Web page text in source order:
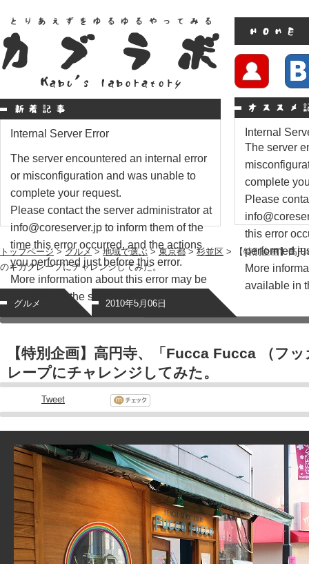
Internal Server Error
The server encountered an internal error
or misconfiguration and was unable to
complete your request.
Please contact the server administrator at
info@coreserver.jp to inform them of the
time this error occurred, and the actions
you performed just before this error.
More information about this error may be
available in the server error log.
Internal
The server
complete
Please
this error
performed
More
available in
トップページ >グルメ >地域で選ぶ >東京都>杉並区 > 【特別企画】高
のギガクレープにチャレンジしてみた。
グルメ 2010年5月06日
【特別企画】高円寺、「Fucca Fucca （フ
レープにチャレンジしてみた。
Tweet